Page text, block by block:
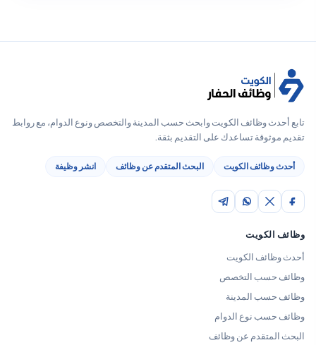
تابع أحدث وظائف الكويت وابحث حسب المدينة والتخصص ونوع الدوام، مع روابط
تقديم موثوقة تساعدك على التقديم بثقة.
أحدث وظائف الكويت البحث المتقدم عن وظائف انشر وظيفة
وظائف الكويت
أحدث وظائف الكويت
وظائف حسب التخصص
وظائف حسب المدينة
وظائف حسب نوع الدوام
البحث المتقدم عن وظائف